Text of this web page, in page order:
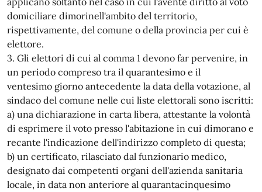
domiciliare dimorinell'ambito del territorio,
rispettivamente, del comune o della provincia per cui è
elettore.
3. Gli elettori di cui al comma 1 devono far pervenire, in
un periodo compreso tra il quarantesimo e il
ventesimo giorno antecedente la data della votazione, al
sindaco del comune nelle cui liste elettorali sono iscritti:
a) una dichiarazione in carta libera, attestante la volontà
di esprimere il voto presso l'abitazione in cui dimorano e
recante l'indicazione dell'indirizzo completo di questa;
b) un certificato, rilasciato dal funzionario medico,
designato dai competenti organi dell'azienda sanitaria
locale, in data non anteriore al quarantacinquesimo